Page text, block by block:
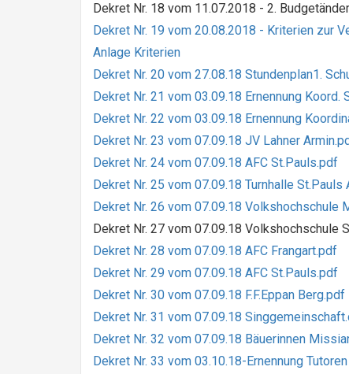
Dekret Nr. 18 vom 11.07.2018 - 2.
Dekret Nr. 19 vom 20.08.2018 - Kriterien zur
Anlage Kriterien
Dekret Nr. 20 vom 27.08.18 Stundenplan1.
Dekret Nr. 21 vom 03.09.18 Ernennung Koord.
Dekret Nr. 22 vom 03.09.18 Ernennung
Dekret Nr. 23 vom 07.09.18 JV Lahner
Dekret Nr. 24 vom 07.09.18 AFC St.Pauls.pdf
Dekret Nr. 25 vom 07.09.18 Turnhalle
Dekret Nr. 26 vom 07.09.18 Volkshochschule
Dekret Nr. 27 vom 07.09.18 Volkshochschule
Dekret Nr. 28 vom 07.09.18 AFC Frangart.pdf
Dekret Nr. 29 vom 07.09.18 AFC St.Pauls.pdf
Dekret Nr. 30 vom 07.09.18 F.F.Eppan Berg.pdf
Dekret Nr. 31 vom 07.09.18
Dekret Nr. 32 vom 07.09.18 Bäuerinnen
Dekret Nr. 33 vom 03.10.18-Ernennung